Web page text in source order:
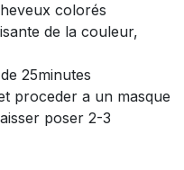
colorés
de la couleur,
25minutes
proceder a un masque
poser 2-3